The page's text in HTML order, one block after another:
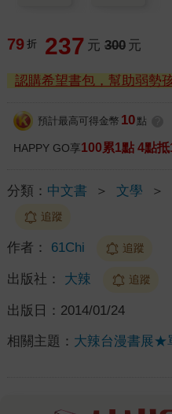
79 折 237 元 300 元
認購希望書包，幫助弱勢
預計最高可得金幣 10 點
HAPPY GO享100累1點 4點
分類： 中文書 ＞ 文學 ＞
追蹤
作者： 61Chi 追蹤
出版社： 大辣 追蹤
出版日： 2014/01/24
相關主題： 大辣台漫書展★